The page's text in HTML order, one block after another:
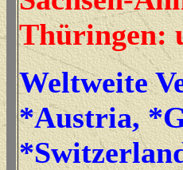
Thüringen:
Weltweite
*Austria,